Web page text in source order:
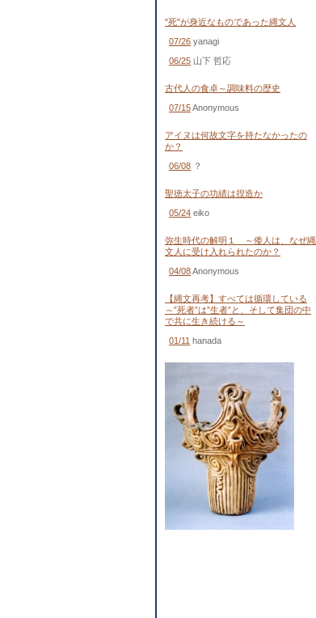
"死"が身近なものであった縄文人
07/26 yanagi
06/25 山下 哲応
古代人の食卓～調味料の歴史
07/15Anonymous
アイヌは何故文字を持たなかったの
か？
06/08 ？
聖徳太子の功績は捏造か
05/24 eiko
弥生時代の解明１ ～倭人は、なぜ縄
文人に受け入れられたのか？
04/08Anonymous
【縄文再考】すべては循環している
～”死者”は”生者”と、そして集団の中
で共に生き続ける～
01/11 hanada